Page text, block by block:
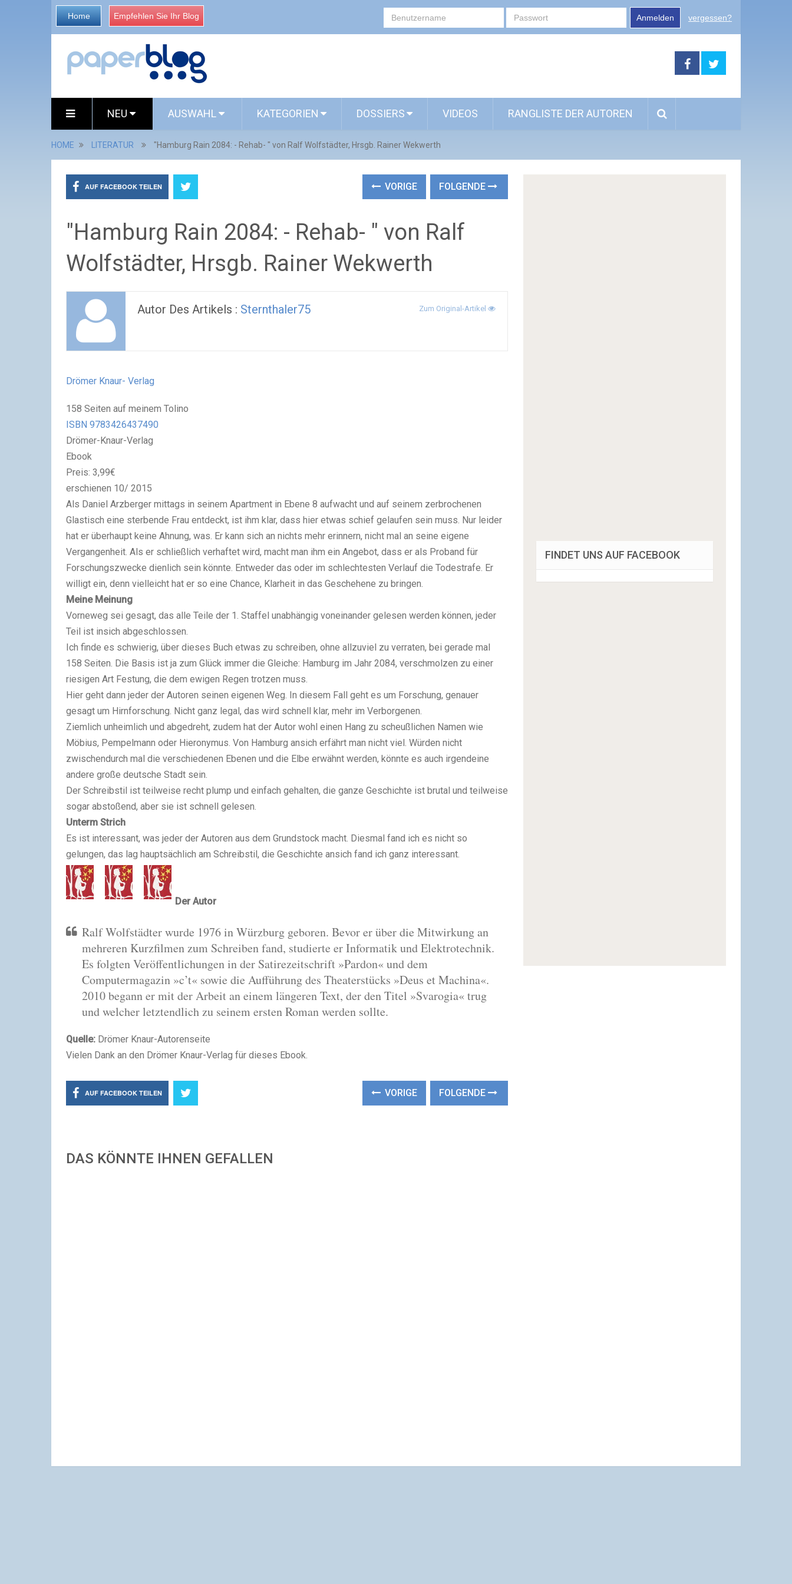
Home Empfehlen Sie Ihr Blog Anmelden vergessen?
NEU AUSWAHL KATEGORIEN DOSSIERS VIDEOS RANGLISTE DER AUTOREN
HOME LITERATUR "Hamburg Rain 2084: - Rehab- " von Ralf Wolfstädter, Hrsgb. Rainer Wekwerth
AUF FACEBOOK TEILEN VORIGE FOLGENDE
"Hamburg Rain 2084: - Rehab- " von Ralf
Wolfstädter, Hrsgb. Rainer Wekwerth
Autor Des Artikels : Sternthaler75 Zum Original-Artikel
Drömer Knaur- Verlag
158 Seiten auf meinem Tolino
ISBN 9783426437490
Drömer-Knaur-Verlag
Ebook
Preis: 3,99€
erschienen 10/ 2015
Als Daniel Arzberger mittags in seinem Apartment in Ebene 8 aufwacht und auf seinem zerbrochenen
Glastisch eine sterbende Frau entdeckt, ist ihm klar, dass hier etwas schief gelaufen sein muss. Nur leider
hat er überhaupt keine Ahnung, was. Er kann sich an nichts mehr erinnern, nicht mal an seine eigene
Vergangenheit. Als er schließlich verhaftet wird, macht man ihm ein Angebot, dass er als Proband für
Forschungszwecke dienlich sein könnte. Entweder das oder im schlechtesten Verlauf die Todestrafe. Er
willigt ein, denn vielleicht hat er so eine Chance, Klarheit in das Geschehene zu bringen.
Meine Meinung
Vorneweg sei gesagt, das alle Teile der 1. Staffel unabhängig voneinander gelesen werden können, jeder
Teil ist insich abgeschlossen.
Ich finde es schwierig, über dieses Buch etwas zu schreiben, ohne allzuviel zu verraten, bei gerade mal
158 Seiten. Die Basis ist ja zum Glück immer die Gleiche: Hamburg im Jahr 2084, verschmolzen zu einer
riesigen Art Festung, die dem ewigen Regen trotzen muss.
Hier geht dann jeder der Autoren seinen eigenen Weg. In diesem Fall geht es um Forschung, genauer
gesagt um Hirnforschung. Nicht ganz legal, das wird schnell klar, mehr im Verborgenen.
Ziemlich unheimlich und abgedreht, zudem hat der Autor wohl einen Hang zu scheußlichen Namen wie
Möbius, Pempelmann oder Hieronymus. Von Hamburg ansich erfährt man nicht viel. Würden nicht
zwischendurch mal die verschiedenen Ebenen und die Elbe erwähnt werden, könnte es auch irgendeine
andere große deutsche Stadt sein.
Der Schreibstil ist teilweise recht plump und einfach gehalten, die ganze Geschichte ist brutal und teilweise
sogar abstoßend, aber sie ist schnell gelesen.
Unterm Strich
Es ist interessant, was jeder der Autoren aus dem Grundstock macht. Diesmal fand ich es nicht so
gelungen, das lag hauptsächlich am Schreibstil, die Geschichte ansich fand ich ganz interessant.
Der Autor
Ralf Wolfstädter wurde 1976 in Würzburg geboren. Bevor er über die Mitwirkung an
mehreren Kurzfilmen zum Schreiben fand, studierte er Informatik und Elektrotechnik.
Es folgten Veröffentlichungen in der Satirezeitschrift »Pardon« und dem
Computermagazin »c’t« sowie die Aufführung des Theaterstücks »Deus et Machina«.
2010 begann er mit der Arbeit an einem längeren Text, der den Titel »Svarogia« trug
und welcher letztendlich zu seinem ersten Roman werden sollte.
Quelle: Drömer Knaur-Autorenseite
Vielen Dank an den Drömer Knaur-Verlag für dieses Ebook.
AUF FACEBOOK TEILEN VORIGE FOLGENDE
DAS KÖNNTE IHNEN GEFALLEN
FINDET UNS AUF FACEBOOK